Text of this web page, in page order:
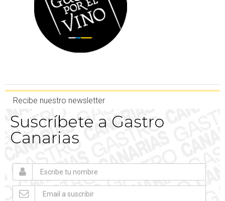
Recibe nuestro newsletter
Suscríbete a Gastro
Canarias